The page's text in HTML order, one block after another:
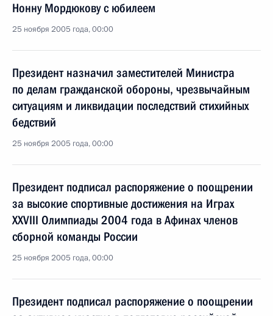
Нонну Мордюкову с юбилеем
25 ноября 2005 года, 00:00
Президент назначил заместителей Министра
по делам гражданской обороны, чрезвычайным
ситуациям и ликвидации последствий стихийных
бедствий
25 ноября 2005 года, 00:00
Президент подписал распоряжение о поощрении
за высокие спортивные достижения на Играх
XXVIII Олимпиады 2004 года в Афинах членов
сборной команды России
25 ноября 2005 года, 00:00
Президент подписал распоряжение о поощрении